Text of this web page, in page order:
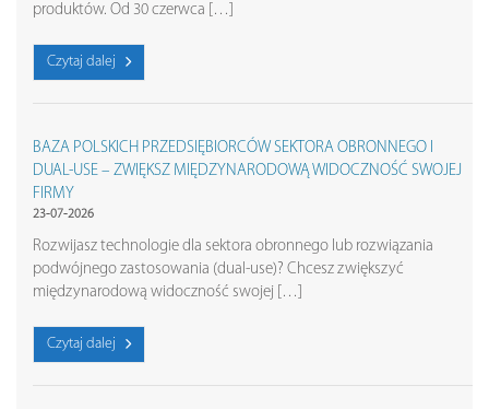
produktów. Od 30 czerwca […]
Czytaj dalej
BAZA POLSKICH PRZEDSIĘBIORCÓW SEKTORA OBRONNEGO I
DUAL-USE – ZWIĘKSZ MIĘDZYNARODOWĄ WIDOCZNOŚĆ SWOJEJ
FIRMY
23-07-2026
Rozwijasz technologie dla sektora obronnego lub rozwiązania
podwójnego zastosowania (dual-use)? Chcesz zwiększyć
międzynarodową widoczność swojej […]
Czytaj dalej